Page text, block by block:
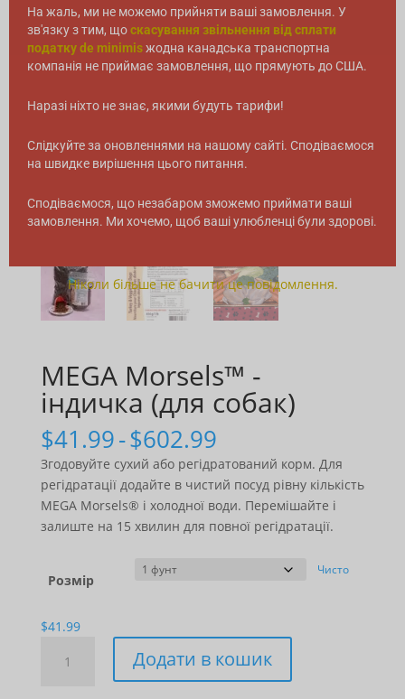
MEGA Morsels™ -
індичка (для собак)
$41.99-$602.99Діапазон
цін:
$41.99
-
$602.99
Згодовуйте сухий або регідратований корм. Для
регідратації додайте в чистий посуд рівну кількість
MEGA Morsels® і холодної води. Перемішайте і
залиште на 15 хвилин для повної регідратації.
Розмір
Чисто
$41.99
Morsels™
Додати в кошик
На жаль, ми не можемо прийняти ваші замовлення. У
зв'язку з тим, щоскасування звільнення від сплати
податку de minimisжодна канадська транспортна
компанія не приймає замовлення, що прямують до США.
Наразі ніхто не знає, якими будуть тарифи!
Слідкуйте за оновленнями на нашому сайті. Сподіваємося
на швидке вирішення цього питання.
Сподіваємося, що незабаром зможемо приймати ваші
замовлення. Ми хочемо, щоб ваші улюбленці були здорові.
Ніколи більше не бачити це повідомлення.